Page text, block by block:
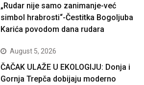
„Rudar nije samo zanimanje-već
simbol hrabrosti“-Čestitka Bogoljuba
Karića povodom dana rudara
August 5, 2026
ČAČAK ULAŽE U EKOLOGIJU: Donja i
Gornja Trepča dobijaju moderno